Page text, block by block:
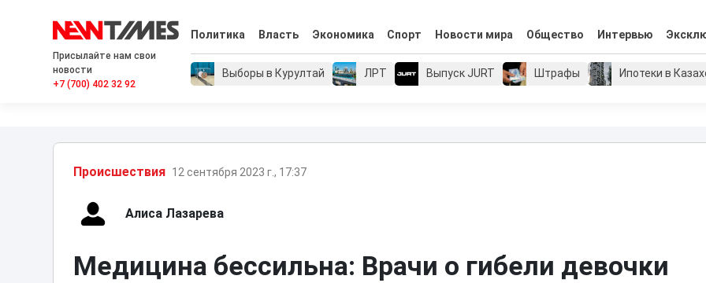
Присылайте нам свои
новости
+7 (700) 402 32 92
Политика Власть Экономика Спорт Новости мира Общество Интервью
Выборы в Курултай ЛРТ Выпуск JURT Штрафы Ипотеки в
Проиcшествия 12 сентября 2023 г., 17:37
Алиса Лазарева
Медицина бессильна: Врачи о гибели девочки